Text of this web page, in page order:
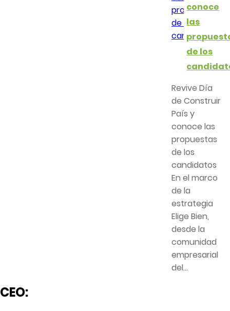
conoce
las
de los
Revive Día
de Construir
País y
conoce las
propuestas
de los
candidatos
En el marco
de la
estrategia
Elige Bien,
desde la
comunidad
empresarial
del...
CEO: